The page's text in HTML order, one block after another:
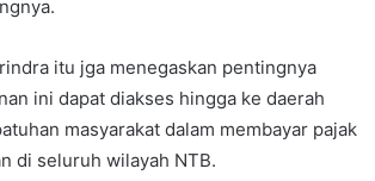
itu jga menegaskan pentingnya
ini dapat diakses hingga ke daerah
masyarakat dalam membayar pajak
di seluruh wilayah NTB.